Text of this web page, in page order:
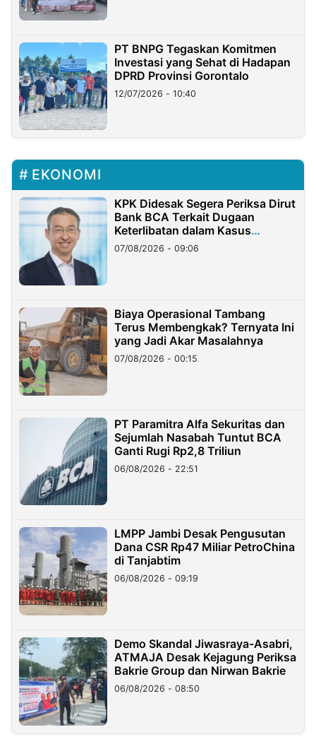
PT BNPG Tegaskan Komitmen
Investasi yang Sehat di Hadapan
DPRD Provinsi Gorontalo
12/07/2026 - 10:40
EKONOMI
KPK Didesak Segera Periksa Dirut
Bank BCA Terkait Dugaan
Keterlibatan dalam Kasus
Hilangnya Dana Nasabah Rp2,58
Miliar
07/08/2026 - 09:06
Biaya Operasional Tambang
Terus Membengkak? Ternyata Ini
yang Jadi Akar Masalahnya
07/08/2026 - 00:15
PT Paramitra Alfa Sekuritas dan
Sejumlah Nasabah Tuntut BCA
Ganti Rugi Rp2,8 Triliun
06/08/2026 - 22:51
LMPP Jambi Desak Pengusutan
Dana CSR Rp47 Miliar PetroChina
di Tanjabtim
06/08/2026 - 09:19
Demo Skandal Jiwasraya-Asabri,
ATMAJA Desak Kejagung Periksa
Bakrie Group dan Nirwan Bakrie
06/08/2026 - 08:50